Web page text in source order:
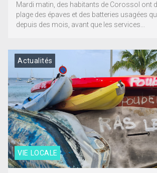
Mardi matin, des habitants de Corossol ont
plage des épaves et des batteries usagées
depuis des mois, avant que les services...
VIE LOCALE
Actualités